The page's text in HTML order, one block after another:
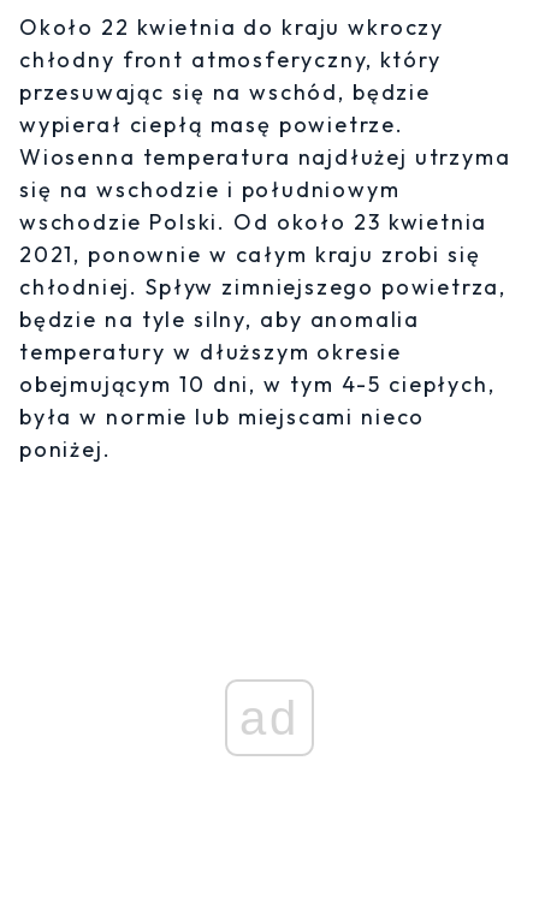
Około 22 kwietnia do kraju wkroczy
chłodny front atmosferyczny, który
przesuwając się na wschód, będzie
wypierał ciepłą masę powietrze.
Wiosenna temperatura najdłużej utrzyma
się na wschodzie i południowym
wschodzie Polski. Od około 23 kwietnia
2021, ponownie w całym kraju zrobi się
chłodniej. Spływ zimniejszego powietrza,
będzie na tyle silny, aby anomalia
temperatury w dłuższym okresie
obejmującym 10 dni, w tym 4-5 ciepłych,
była w normie lub miejscami nieco
poniżej.
ad